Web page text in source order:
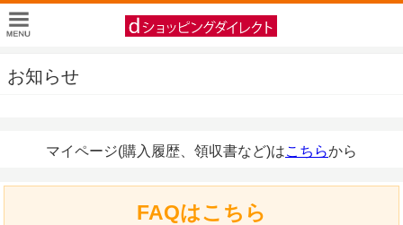
お知らせ
マイページ(購入履歴、領収書など)はこちらから
FAQはこちら